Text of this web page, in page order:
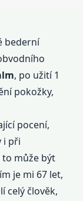
bederní
, po užití 1
pokožky,
pocení,
i při
to může být
je mi 67 let,
celý člověk,